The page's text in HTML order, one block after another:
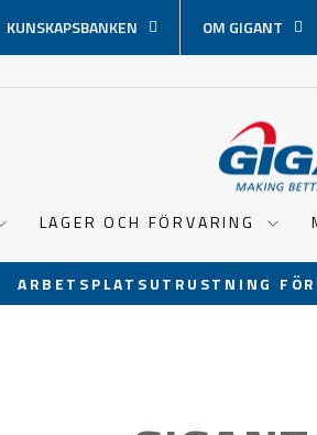
KUNSKAPSBANKEN OM GIGANT
LAGER OCH FÖRVARING
ARBETSPLATSUTRUSTNING